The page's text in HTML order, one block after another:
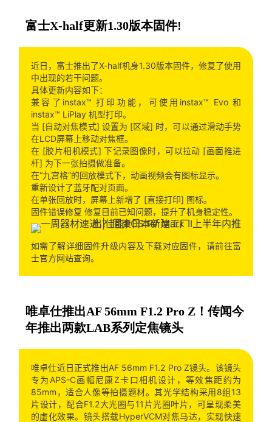
富士X-half更新1.30版本固件!
近日，富士推出了X-half机身1.30版本固件，修复了使用
中出现的若干问题。
具体更新内容如下：
兼容了instax™ 打印功能，可使用instax™ Evo 和
instax™ LiPlay 机型打印。
当 [自动对焦模式] 设置为 [区域] 时，可以通过滑动手势
在LCD屏幕上移动对焦框。
在 [胶片相机模式] 下记录图像时，可以拉动 [画面推进
杆] 为下一张拍摄做准备。
在“九宫格”的回放模式下，动画视频会有图标显示。
重新设计了蓝牙配对页面。
在单张回放时，屏幕上新增了 [直接打印] 图标。
固件错误修复 修复目前已知问题，提升了机身稳定性。
如需了解详细固件升级内容及下载对应固件，请前往富
士官方网站查询。
唯卓仕推出AF 56mm F1.2 Pro Z！传闻今
年推出两款LAB系列定焦镜头
唯卓仕近日正式推出AF 56mm F1.2 Pro Z镜头。该镜头
专为APS-C画幅尼康Z卡口相机设计，等效焦距约为
85mm，适合人像等拍摄题材。其光学结构采用8组13
片设计，配合F1.2大光圈与11片光圈叶片，可呈现柔美
的虚化效果。镜头搭载HyperVCM对焦马达，实现快速